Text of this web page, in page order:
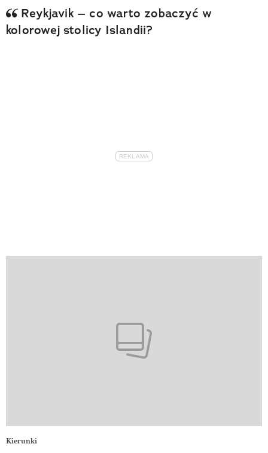
quoteReykjavik – co warto zobaczyć w
kolorowej stolicy Islandii?
Kierunki